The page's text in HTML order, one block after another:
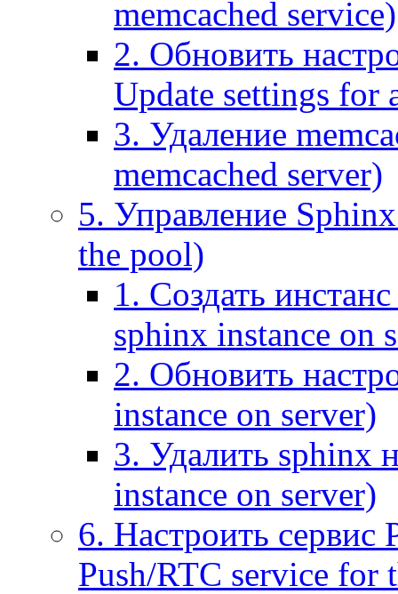
memcached service)
2. Обновить
Update settings for
3. Удаление
memcached server)
5. Управление
the pool)
1. Создать
sphinx instance on
2. Обновить
instance on server)
3. Удалить sphinx
instance on server)
6. Настроить
Push/RTC service for